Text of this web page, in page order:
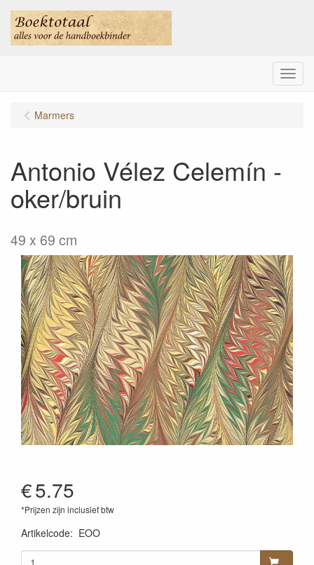
Menu
Marmers
Antonio Vélez Celemín -
oker/bruin
49 x 69 cm
€5.75
*Prijzen zijn inclusief btw
Artikelcode: EOO